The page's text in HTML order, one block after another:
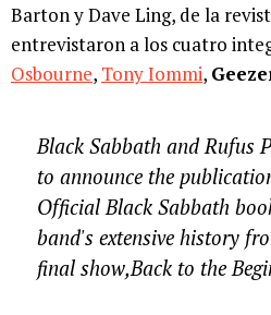
Barton y Dave Ling, de la
entrevistaron a los cuatro
Osbourne, Tony Iommi,
Black Sabbath and Rufus
to announce the
Official Black Sabbath
band's extensive history
final show,Back to the